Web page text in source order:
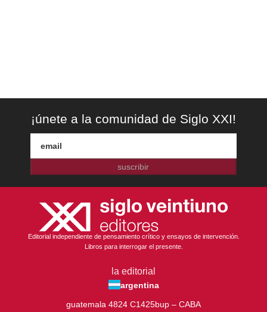
¡únete a la comunidad de Siglo XXI!
suscribir
Editorial independiente de pensamiento crítico y ensayos de intervención.
Libros para interrogar el presente.
la editorial
argentina
guatemala 4824 C1425bup – CABA